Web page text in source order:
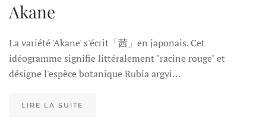
Akane
La variété 'Akane' s'écrit「茜」en japonais. Cet
idéogramme signifie littéralement "racine rouge" et
désigne l'espèce botanique Rubia argyi…
LIRE LA SUITE